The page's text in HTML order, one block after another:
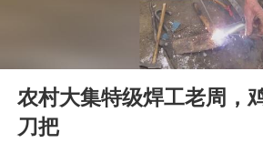
NBA传奇教练
4.2平卫生间
Play
农村大集特级焊工老周，
刀把